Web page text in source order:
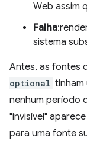
Web assim
Falha
sistema
Antes, as fontes
optional tinham
nenhum período
"invisível"
para uma fonte